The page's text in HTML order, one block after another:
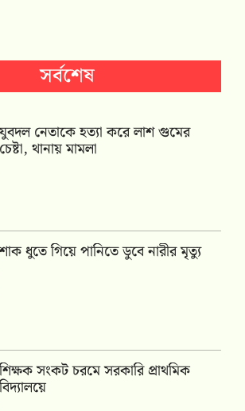
সর্বশেষ
নেতাকে হত্যা করে লাশ গুমের
চেষ্টা, থানায় মামলা
ধুতে গিয়ে পানিতে ডুবে নারীর মৃত্যু
সংকট চরমে সরকারি প্রাথমিক